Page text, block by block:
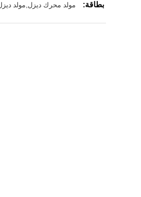
بطاقة:
مولد محرك ديزل,مولد